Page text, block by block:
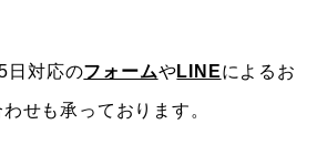
日対応のフォームやLINEによるお
せも承っております。